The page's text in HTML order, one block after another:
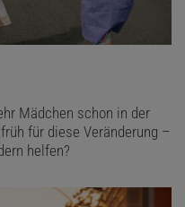
Mädchen schon in der
für diese Veränderung –
helfen?